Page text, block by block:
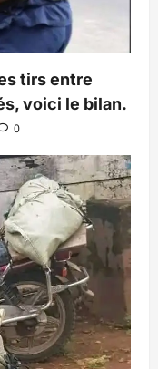
tirs entre
voici le bilan.
0